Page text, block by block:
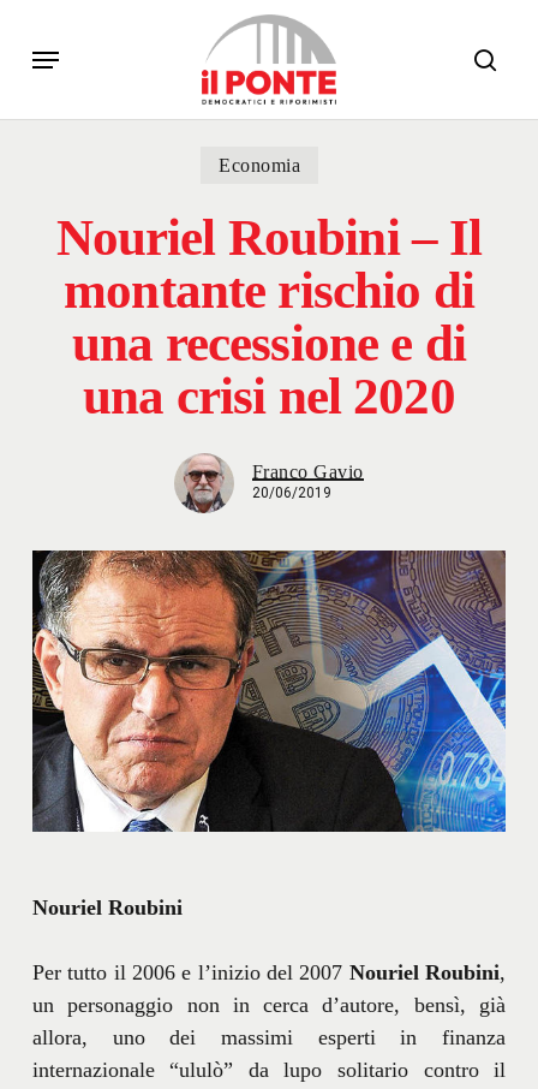
main
Menu
Economia
Nouriel Roubini – Il
montante rischio di
una recessione e di
una crisi nel 2020
Franco Gavio
20/06/2019
Nouriel Roubini
Per tutto il 2006 e l’inizio del 2007 Nouriel Roubini,
un personaggio non in cerca d’autore, bensì, già
allora, uno dei massimi esperti in finanza
internazionale “ululò” da lupo solitario contro il